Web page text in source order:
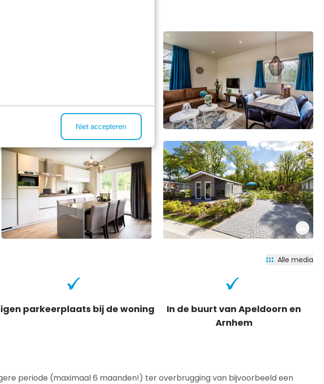
Niet accepteren
Alle media
parkeerplaats bij de woning
In de buurt van Apeldoorn en
Arnhem
periode (maximaal 6 maanden!) ter overbrugging van bijvoorbeeld een